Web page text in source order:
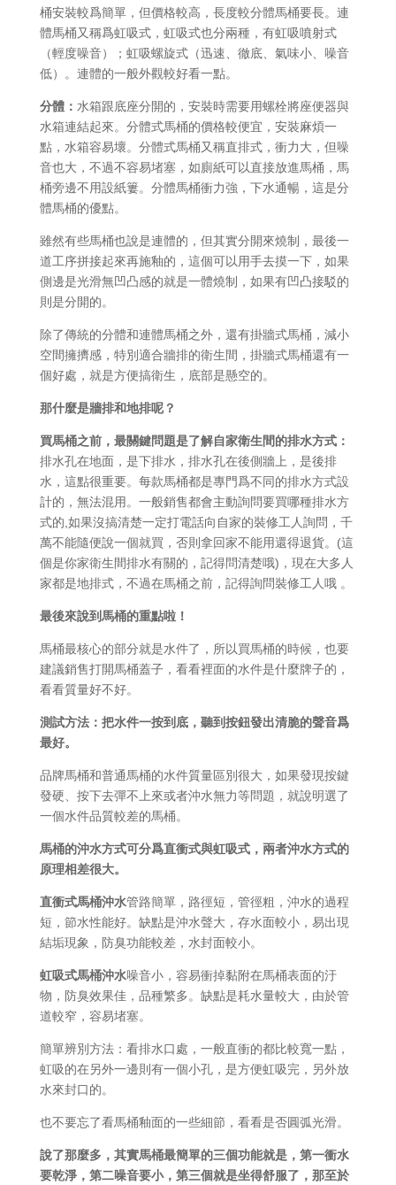
桶安裝較爲簡單，但價格較高，長度較分體馬桶要長。連
體馬桶又稱爲虹吸式，虹吸式也分兩種，有虹吸噴射式
（輕度噪音）；虹吸螺旋式（迅速、徹底、氣味小、噪音
低）。連體的一般外觀較好看一點。
分體： 水箱跟底座分開的，安裝時需要用螺栓將座便器與
水箱連結起來。分體式馬桶的價格較便宜，安裝麻煩一
點，水箱容易壞。分體式馬桶又稱直排式，衝力大，但噪
音也大，不過不容易堵塞，如廁紙可以直接放進馬桶，馬
桶旁邊不用設紙簍。分體馬桶衝力強，下水通暢，這是分
體馬桶的優點。
雖然有些馬桶也說是連體的，但其實分開來燒制，最後一
道工序拼接起來再施釉的，這個可以用手去摸一下，如果
側邊是光滑無凹凸感的就是一體燒制，如果有凹凸接駁的
則是分開的。
除了傳統的分體和連體馬桶之外，還有掛牆式馬桶，減小
空間擁擠感，特別適合牆排的衛生間，掛牆式馬桶還有一
個好處，就是方便搞衛生，底部是懸空的。
那什麼是牆排和地排呢？
買馬桶之前，最關鍵問題是了解自家衛生間的排水方式：
排水孔在地面，是下排水，排水孔在後側牆上，是後排
水，這點很重要。每款馬桶都是專門爲不同的排水方式設
計的，無法混用。一般銷售都會主動詢問要買哪種排水方
式的,如果沒搞清楚一定打電話向自家的裝修工人詢問，千
萬不能隨便說一個就買，否則拿回家不能用還得退貨。(這
個是你家衛生間排水有關的，記得問清楚哦)，現在大多人
家都是地排式，不過在馬桶之前，記得詢問裝修工人哦 。
最後來說到馬桶的重點啦！
馬桶最核心的部分就是水件了，所以買馬桶的時候，也要
建議銷售打開馬桶蓋子，看看裡面的水件是什麼牌子的，
看看質量好不好。
測試方法：把水件一按到底，聽到按鈕發出清脆的聲音爲
最好。
品牌馬桶和普通馬桶的水件質量區別很大，如果發現按鍵
發硬、按下去彈不上來或者沖水無力等問題，就說明選了
一個水件品質較差的馬桶。
馬桶的沖水方式可分爲直衝式與虹吸式，兩者沖水方式的
原理相差很大。
直衝式馬桶沖水管路簡單，路徑短，管徑粗，沖水的過程
短，節水性能好。缺點是沖水聲大，存水面較小，易出現
結垢現象，防臭功能較差，水封面較小。
虹吸式馬桶沖水噪音小，容易衝掉黏附在馬桶表面的汙
物，防臭效果佳，品種繁多。缺點是耗水量較大，由於管
道較窄，容易堵塞。
簡單辨別方法：看排水口處，一般直衝的都比較寬一點，
虹吸的在另外一邊則有一個小孔，是方便虹吸完，另外放
水來封口的。
也不要忘了看馬桶釉面的一些細節，看看是否圓弧光滑。
說了那麼多，其實馬桶最簡單的三個功能就是，第一衝水
要乾淨，第二噪音要小，第三個就是坐得舒服了，那至於